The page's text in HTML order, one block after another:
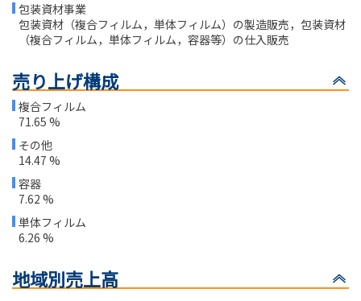
包装資材事業
包装資材（複合フィルム，単体フィルム）の製造販売，包装資材
（複合フィルム，単体フィルム，容器等）の仕入販売
売り上げ構成
複合フィルム
71.65 %
その他
14.47 %
容器
7.62 %
単体フィルム
6.26 %
地域別売上高